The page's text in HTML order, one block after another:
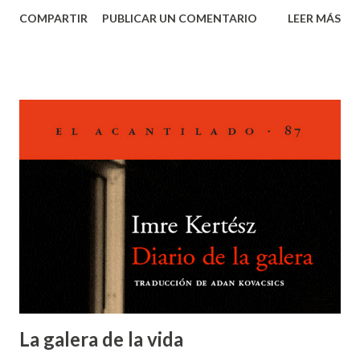
COMPARTIR PUBLICAR UN COMENTARIO LEER MÁS
La galera de la vida